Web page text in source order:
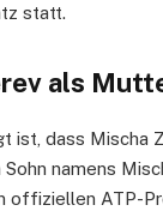
statt.
als
ist, dass Mischa
namens
offiziellen ATP-